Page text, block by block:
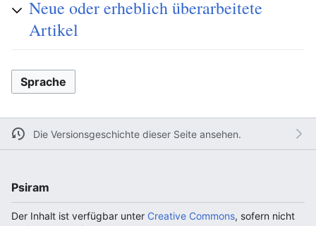
Neue oder erheblich überarbeitete
Artikel
Sprache
Die Versionsgeschichte dieser Seite ansehen.
Psiram
Der Inhalt ist verfügbar unter Creative Commons, sofern nicht